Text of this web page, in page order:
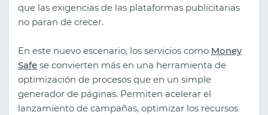
que las exigencias de las plataformas publicitarias
no paran de crecer.
En este nuevo escenario, los servicios como Money
Safe se convierten más en una herramienta de
optimización de procesos que en un simple
generador de páginas. Permiten acelerar el
lanzamiento de campañas, optimizar los recursos